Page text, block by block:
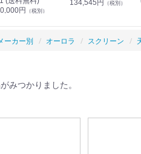
円 （税別）
134,545円
（税別）
ーカー別 オーロラ スクリーン
みつかりました。